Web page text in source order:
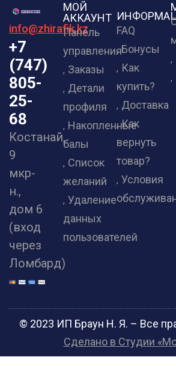
info@zhirafik.kz
+7
(747)
805-
25-
68
Костанай,
9
мкр-
н.,
дом 6
(вход
через
Ломбард)
МОЙ
АККАУНТ
Панель
управления
Заказы
Детали
профиля
Накопленные
балы
Список
желаний
Удаление
данных
пользователей
FAQ
Бонусы
Как
купить?
Доставка
Как
вернуть
товар?
Условия
© 2023 ИП Браун Н. Я. – Все
Сделано в Студии